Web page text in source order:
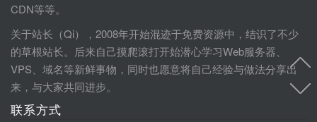
CDN等等。
关于站长（Qi），2008年开始混迹于免费资源中，结识了不少
的草根站长。后来自己摸爬滚打开始潜心学习Web服务器、
VPS、域名等新鲜事物，同时也愿意将自己经验与做法分享出
来，与大家共同进步。
联系方式